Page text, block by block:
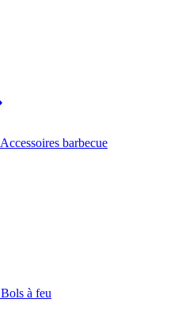
Accessoires barbecue
Bols à feu